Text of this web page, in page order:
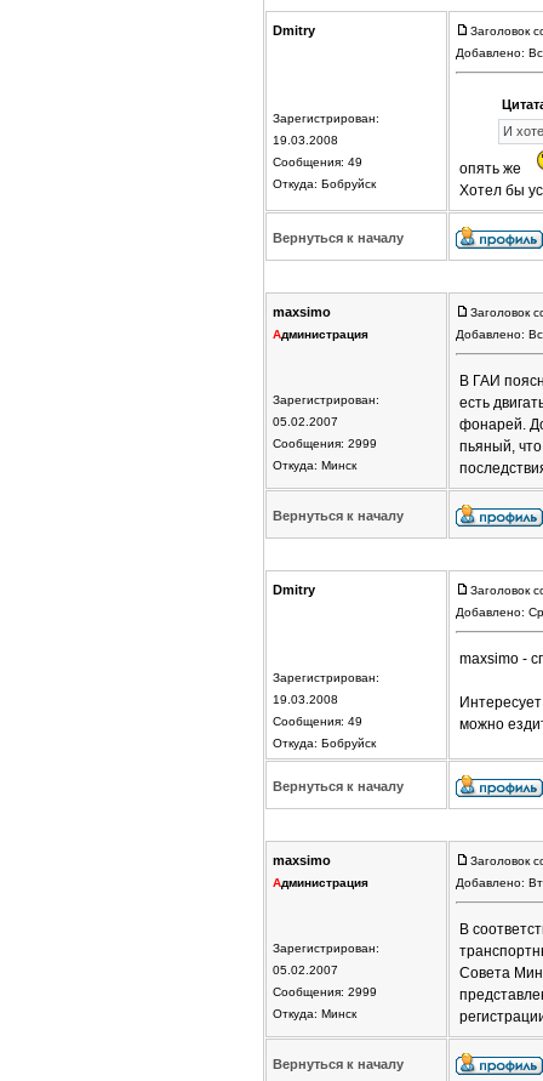
Dmitry
Зарегистрирован:
19.03.2008
Сообщения: 49
Откуда: Бобруйск
Заголовок
Добавлено:
И
опять же
Хотел бы
Вернуться к началу
maxsimo
Администрация
Зарегистрирован:
05.02.2007
Сообщения: 2999
Откуда: Минск
Заголовок
Добавлено:
В ГАИ
есть
фонарей.
пьяный,
Вернуться к началу
Dmitry
Зарегистрирован:
19.03.2008
Сообщения: 49
Откуда: Бобруйск
Заголовок
Добавлено:
maxsimo -
можно
Вернуться к началу
maxsimo
Администрация
Зарегистрирован:
05.02.2007
Сообщения: 2999
Откуда: Минск
Заголовок
Добавлено:
В
Совета
Вернуться к началу